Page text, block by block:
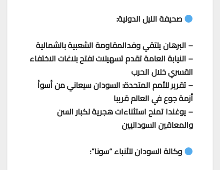
صحيفة النيل الدولية:
– البرهان يلتقي وفدالمقاومة الشعبية بالشمالية
– النيابة العامة تقدم تسهيلات لفتح بلاغات الاختفاء
القسري خلال الحرب
– تقرير للأمم المتحدة: السودان سيعاني من أسوأ
أزمة جوع في العالم قريبا
– يوغندا تمنح استثناءات هجرية لكبار السن
والمعاقين السودانيين
وكالة السودان للأنباء “سونا”: